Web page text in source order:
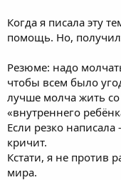
Когда я писала эту
помощь. Но,
Резюме: надо
чтобы всем было
лучше молча жить
«внутреннего
Если резко
кричит.
Кстати, я не против
мира.